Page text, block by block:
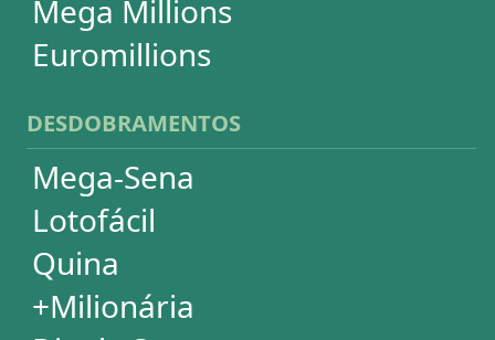
ASSINATURA
Palpites Estatísticos
Análises Estatísticas
Simulador de Apostas
Conferidor de Apostas
Desdobramentos Especiais
Impressão de Volantes